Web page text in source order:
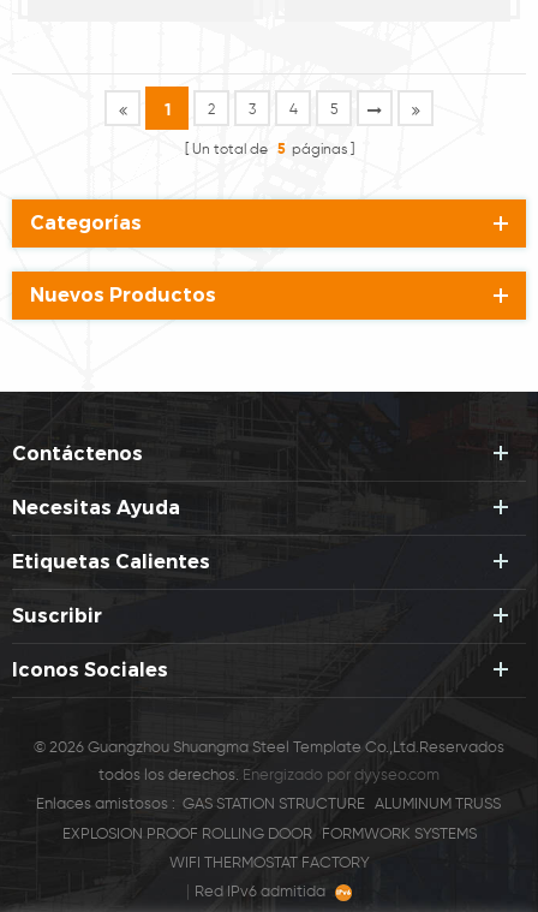
1 2 3 4 5
Un total de 5 páginas
Categorías
Nuevos Productos
Contáctenos
Necesitas Ayuda
Etiquetas Calientes
Suscribir
Iconos Sociales
© 2026 Guangzhou Shuangma Steel Template Co.,Ltd.Reservados
todos los derechos. Energizado por dyyseo.com
Enlaces amistosos : GAS STATION STRUCTURE
ALUMINUM TRUSS
EXPLOSION PROOF ROLLING DOOR
FORMWORK SYSTEMS
WIFI THERMOSTAT FACTORY
Red IPv6 admitida